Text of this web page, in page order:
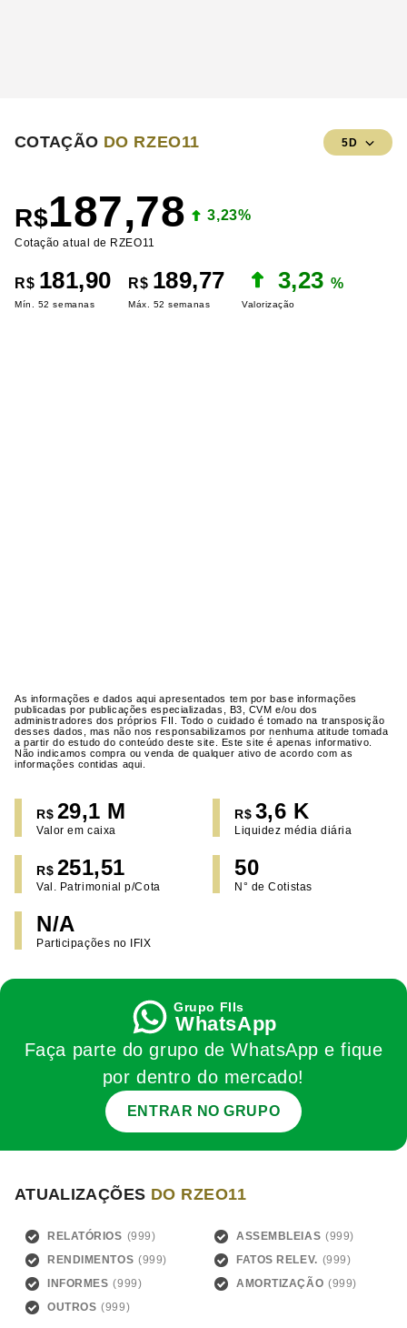
COTAÇÃO DO RZEO11 5D
R$187,78 3,23%
Cotação atual de RZEO11
R$ 181,90
Mín. 52 semanas
R$ 189,77
Máx. 52 semanas
3,23%
Valorização
As informações e dados aqui apresentados tem por base informações
publicadas por publicações especializadas, B3, CVM e/ou dos
administradores dos próprios FII. Todo o cuidado é tomado na transposição
desses dados, mas não nos responsabilizamos por nenhuma atitude tomada
a partir do estudo do conteúdo deste site. Este site é apenas informativo.
Não indicamos compra ou venda de qualquer ativo de acordo com as
informações contidas aqui.
R$ 29,1 M
Valor em caixa
R$ 3,6 K
Liquidez média diária
R$ 251,51
Val. Patrimonial p/Cota
50
N° de Cotistas
N/A
Participações no IFIX
WhatsApp
Faça parte do grupo de WhatsApp e fique
por dentro do mercado!
ENTRAR NO GRUPO
ATUALIZAÇÕES DO RZEO11
RELATÓRIOS
ASSEMBLEIAS
RENDIMENTOS
FATOS RELEV.
INFORMES
AMORTIZAÇÃO
OUTROS